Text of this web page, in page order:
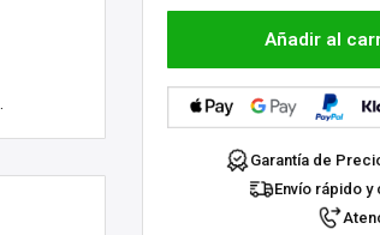
Añadir al
Garantía de
Envío rápido